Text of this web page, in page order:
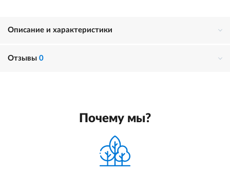
Описание и характеристики
Отзывы 0
Почему мы?